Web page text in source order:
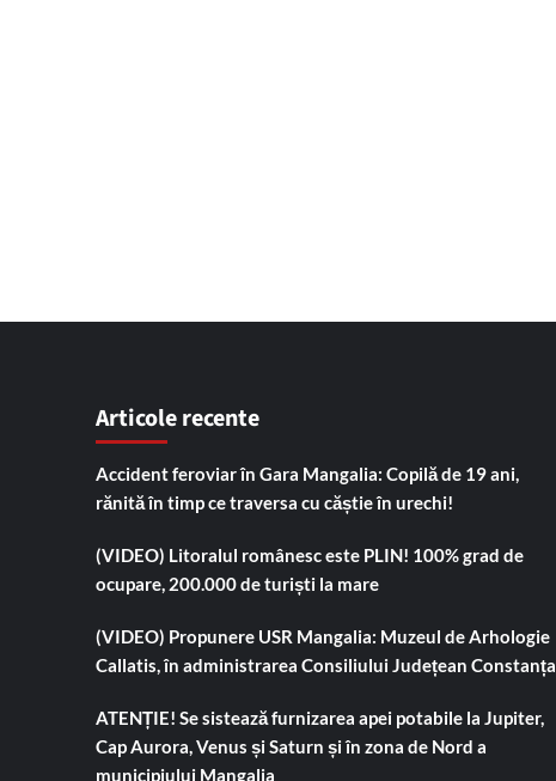
Articole recente
Accident feroviar în Gara Mangalia: Copilă de 19 ani,
rănită în timp ce traversa cu căștie în urechi!
(VIDEO) Litoralul românesc este PLIN! 100% grad de
ocupare, 200.000 de turiști la mare
(VIDEO) Propunere USR Mangalia: Muzeul de Arhologie
Callatis, în administrarea Consiliului Județean Constanța
ATENȚIE! Se sistează furnizarea apei potabile la Jupiter,
Cap Aurora, Venus și Saturn și în zona de Nord a
municipiului Mangalia